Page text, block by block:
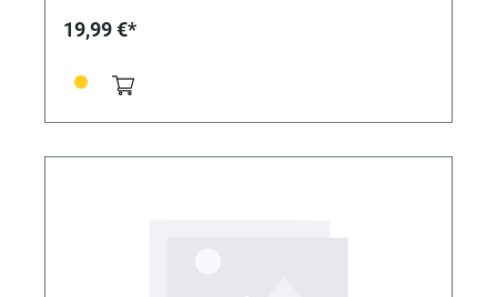
19,99 €*